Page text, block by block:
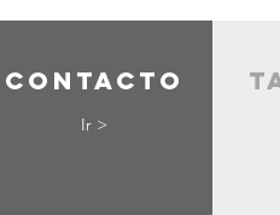
contacto
Ir >